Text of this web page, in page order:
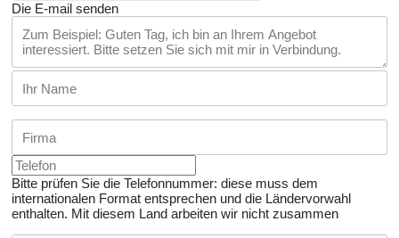
Die E-mail senden
Bitte prüfen Sie die Telefonnummer: diese muss dem
internationalen Format entsprechen und die Ländervorwahl
enthalten. Mit diesem Land arbeiten wir nicht zusammen